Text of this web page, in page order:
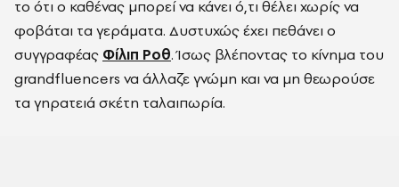
το ότι ο καθένας μπορεί να κάνει ό,τι θέλει χωρίς να
φοβάται τα γεράματα. Δυστυχώς έχει πεθάνει ο
συγγραφέας Φίλιπ Ροθ. Ίσως βλέποντας το κίνημα του
grandfluencers να άλλαζε γνώμη και να μη θεωρούσε
τα γηρατειά σκέτη ταλαιπωρία.